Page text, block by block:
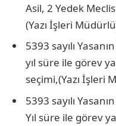
Asil, 2 Yedek
(Yazı İşleri
5393 sayılı
yıl süre ile görev
seçimi,(Yazı İşleri
5393 sayılı
Yıl süre ile görev